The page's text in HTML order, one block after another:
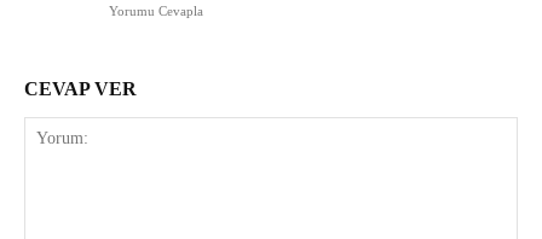
Yorumu Cevapla
CEVAP VER